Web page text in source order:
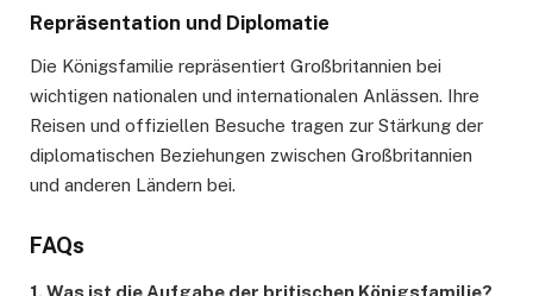
Repräsentation und Diplomatie
Die Königsfamilie repräsentiert Großbritannien bei
wichtigen nationalen und internationalen Anlässen. Ihre
Reisen und offiziellen Besuche tragen zur Stärkung der
diplomatischen Beziehungen zwischen Großbritannien
und anderen Ländern bei.
FAQs